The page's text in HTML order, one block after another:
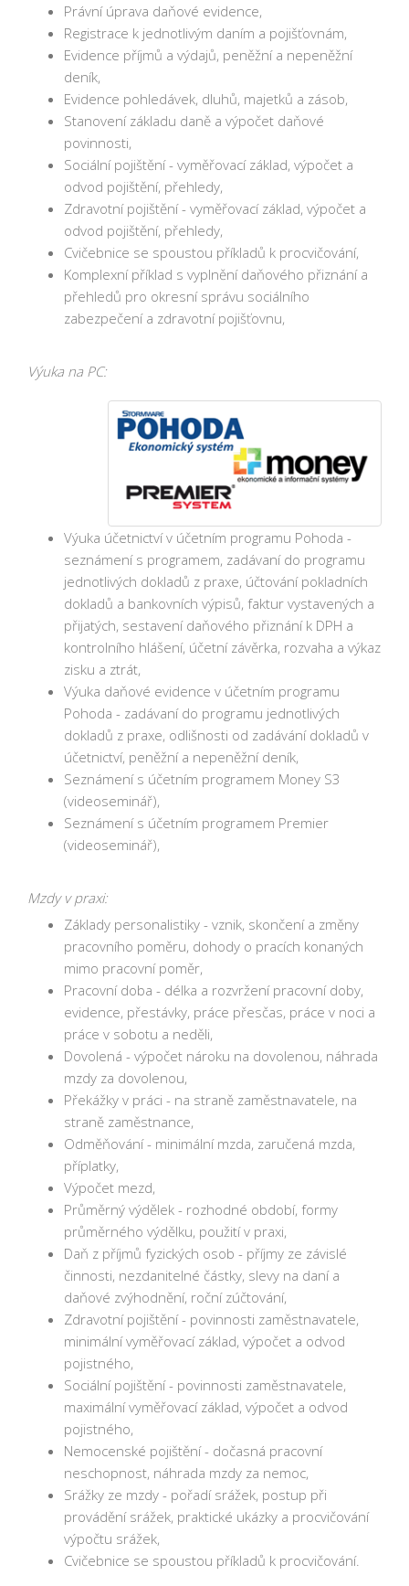
Právní úprava daňové evidence,
Registrace k jednotlivým daním a pojišťovnám,
Evidence příjmů a výdajů, peněžní a nepeněžní
deník,
Evidence pohledávek, dluhů, majetků a zásob,
Stanovení základu daně a výpočet daňové
povinnosti,
Sociální pojištění - vyměřovací základ, výpočet a
odvod pojištění, přehledy,
Zdravotní pojištění - vyměřovací základ, výpočet a
odvod pojištění, přehledy,
Cvičebnice se spoustou příkladů k procvičování,
Komplexní příklad s vyplnění daňového přiznání a
přehledů pro okresní správu sociálního
zabezpečení a zdravotní pojišťovnu,
Výuka na PC:
Výuka účetnictví v účetním programu Pohoda -
seznámení s programem, zadávaní do programu
jednotlivých dokladů z praxe, účtování pokladních
dokladů a bankovních výpisů, faktur vystavených a
přijatých, sestavení daňového přiznání k DPH a
kontrolního hlášení, účetní závěrka, rozvaha a výkaz
zisku a ztrát,
Výuka daňové evidence v účetním programu
Pohoda - zadávaní do programu jednotlivých
dokladů z praxe, odlišnosti od zadávání dokladů v
účetnictví, peněžní a nepeněžní deník,
Seznámení s účetním programem Money S3
(videoseminář),
Seznámení s účetním programem Premier
(videoseminář),
Mzdy v praxi:
Základy personalistiky - vznik, skončení a změny
pracovního poměru, dohody o pracích konaných
mimo pracovní poměr,
Pracovní doba - délka a rozvržení pracovní doby,
evidence, přestávky, práce přesčas, práce v noci a
práce v sobotu a neděli,
Dovolená - výpočet nároku na dovolenou, náhrada
mzdy za dovolenou,
Překážky v práci - na straně zaměstnavatele, na
straně zaměstnance,
Odměňování - minimální mzda, zaručená mzda,
příplatky,
Výpočet mezd,
Průměrný výdělek - rozhodné období, formy
průměrného výdělku, použití v praxi,
Daň z příjmů fyzických osob - příjmy ze závislé
činnosti, nezdanitelné částky, slevy na daní a
daňové zvýhodnění, roční zúčtování,
Zdravotní pojištění - povinnosti zaměstnavatele,
minimální vyměřovací základ, výpočet a odvod
pojistného,
Sociální pojištění - povinnosti zaměstnavatele,
maximální vyměřovací základ, výpočet a odvod
pojistného,
Nemocenské pojištění - dočasná pracovní
neschopnost, náhrada mzdy za nemoc,
Srážky ze mzdy - pořadí srážek, postup při
provádění srážek, praktické ukázky a procvičování
výpočtu srážek,
Cvičebnice se spoustou příkladů k procvičování.